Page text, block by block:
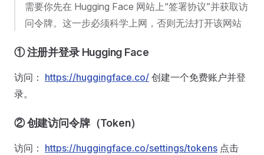
需要你先在 Hugging Face 网站上“签署协议”并获取访
问令牌。这一步必须科学上网，否则无法打开该网站
① 注册并登录 Hugging Face
访问： https://huggingface.co/ 创建一个免费账户并登
录。
② 创建访问令牌（Token）
访问： https://huggingface.co/settings/tokens 点击